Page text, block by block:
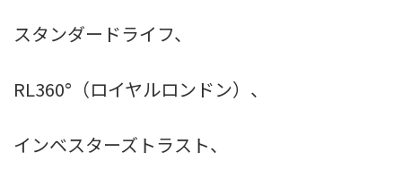
スタンダードライフ、
RL360°（ロイヤルロンドン）、
インベスターズトラスト、